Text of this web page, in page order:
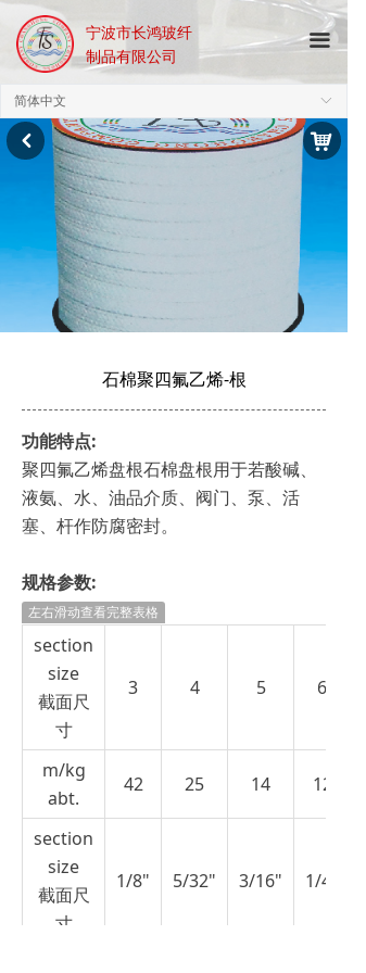
宁波市长鸿玻纤
制品有限公司
끀
ꀅ
简体中文
石棉聚四氟乙烯-根
功能特点:
聚四氟乙烯盘根石棉盘根用于若酸碱、
液氨、水、油品介质、阀门、泵、活
塞、杆作防腐密封。
规格参数:
左右滑动查看完整表格
section
size
截面尺
寸
3 4 5 6
m/kg
abt.
42 25 14 12
section
size
截面尺
寸
1/8" 5/32" 3/16" 1/4"
낙
낒